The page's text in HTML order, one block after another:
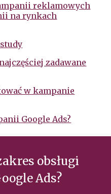
reklamowych
na rynkach
zadawane
w kampanie
Google Ads?
obsługi
Ads?